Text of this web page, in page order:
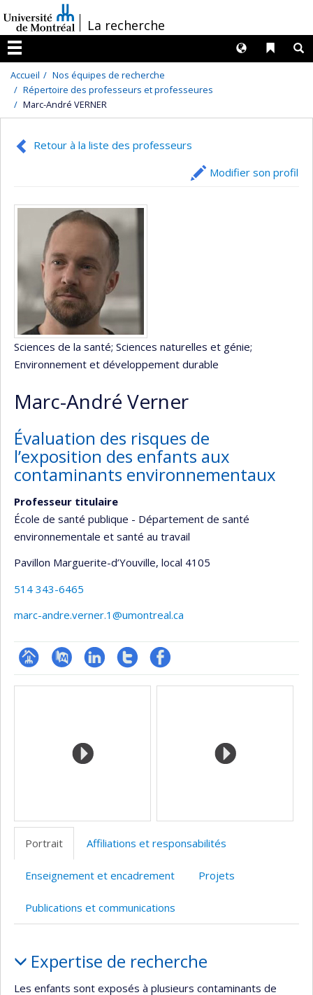
au
contenu
/La recherche
Menu
Liens
Langues
Accueil
Nos équipes de recherche
Répertoire des professeurs et professeures
Marc-André VERNER
Retour à la liste des professeurs
Modifier son profil
Sciences de la santé; Sciences naturelles et génie;
Environnement et développement durable
Marc-André Verner
Évaluation des risques de
l’exposition des enfants aux
contaminants environnementaux
Professeur titulaire
École de santé publique - Département de santé
environnementale et santé au travail
Pavillon Marguerite-d’Youville, local 4105
514 343-6465
marc-andre.verner.1@umontreal.ca
Page PubMedLinkedInCompteProfil
Médias
Portrait Affiliations et responsabilités
Enseignement et encadrement Projets
Publications et communications
Expertise de recherche
Les enfants sont exposés à plusieurs contaminants de